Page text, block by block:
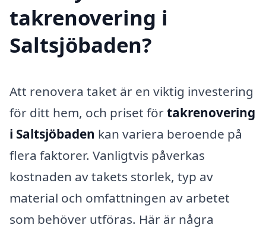
takrenovering i
Saltsjöbaden?
Att renovera taket är en viktig investering
för ditt hem, och priset förtakrenovering
i Saltsjöbaden kan variera beroende på
flera faktorer. Vanligtvis påverkas
kostnaden av takets storlek, typ av
material och omfattningen av arbetet
som behöver utföras. Här är några